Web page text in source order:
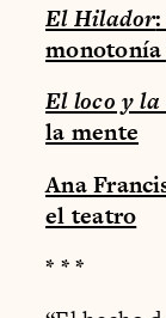
El Hilador
El loco y la
la mente
Ana
el teatro
* * *